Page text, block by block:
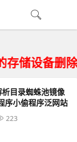
设备删除
目录蜘蛛池镜像
序小偷程序泛网站
223